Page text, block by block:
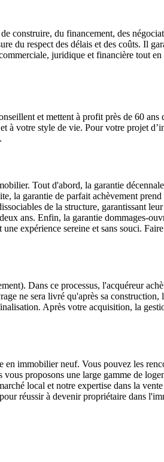
construire, du financement, des
du respect des délais et des coûts. Il
juridique et financière tout
et mettent à profit près de 60
à votre style de vie. Pour votre projet
Tout d'abord, la garantie
la garantie de parfait achèvement prend
de la structure, garantissant
ans. Enfin, la garantie dommages-
expérience sereine et sans souci.
Dans ce processus, l'acquéreur
ne sera livré qu'après sa construction,
Après votre acquisition, la
immobilier neuf. Vous pouvez les
proposons une large gamme de
local et notre expertise dans la
réussir à devenir propriétaire dans